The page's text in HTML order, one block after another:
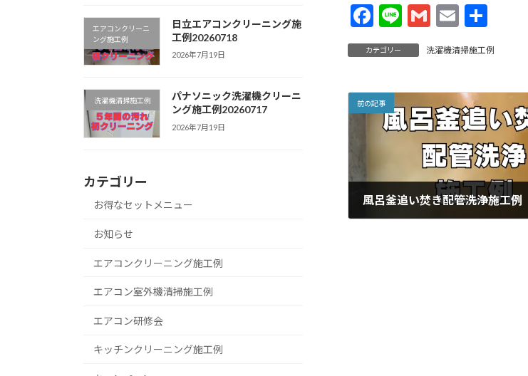
F
ac
e
o
o
k
Li
n
e
G
ai
E
ai
共
カテゴリー 洗濯機清掃施工例
前の記事
風呂釜追い焚き配管洗浄施工例
エアコンクリーニ
ング施工例
日立エアコンクリーニング施
工例20260718
2026年7月19日
洗濯機清掃施工例
パナソニック洗濯機クリーニ
ング施工例20260717
2026年7月19日
カテゴリー
お得なセットメニュー
お知らせ
エアコンクリーニング施工例
エアコン室外機清掃施工例
エアコン研修会
キッチンクリーニング施工例